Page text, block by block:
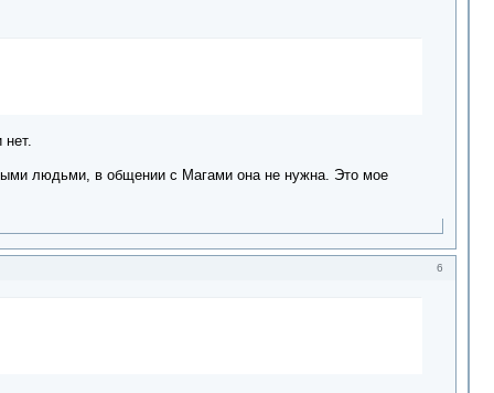
нет.
людьми, в общении с Магами она не нужна. Это мое
6